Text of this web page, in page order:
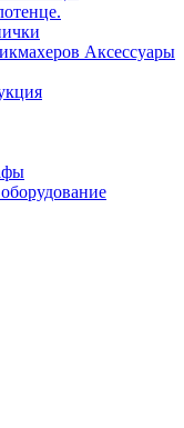
Аксессуары